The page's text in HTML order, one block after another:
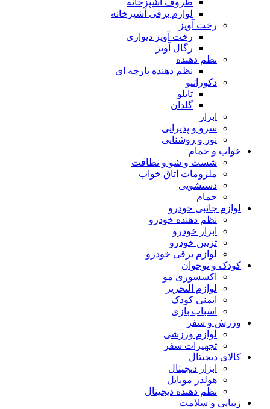
ظروف آشپزخانه
لوازم برقی آشپزخانه
رخت آویز
رخت آویز دیواری
رگال آویز
نظم دهنده
نظم دهنده پارچه ای
دکوراتیو
تابلو
گلدان
ابزار
سرو و پذیرایی
نور و روشنایی
خواب و حمام
شست و شو و نظافت
ملزومات اتاق خواب
دستشویی
حمام
لوازم جانبی خودرو
نظم دهنده خودرو
ابزار خودرو
تزیین خودرو
لوازم برقی خودرو
کودک و نوجوان
اکسسوری مو
لوازم التحریر
ایمنی کودک
اسباب بازی
ورزش و سفر
لوازم ورزشی
تجهیزات سفر
کالای دیجیتال
ابزار دیجیتال
هولدر موبایل
نظم دهنده دیجیتال
زیبایی و سلامت